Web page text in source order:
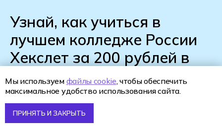
Узнай, как учиться в
лучшем колледже России
Хекслет за 200 рублей в
месяц
Мы используем файлы cookie, чтобы обеспечить
максимальное удобство использования сайта.
ПРИНЯТЬ И ЗАКРЫТЬ